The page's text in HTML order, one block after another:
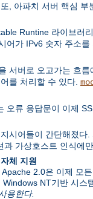
, 아파치 서버 핵심
Runtine 라이브러
어가 IPv6 숫자 주소
서버로 오고가는 흐
를 처리할 수 있다.
오류 응답문이 이제
시어들이 간단해졌다.
과 가상호스트 인식에
체 지원
2.0은 이제 모
NT기반 시스
용한다.